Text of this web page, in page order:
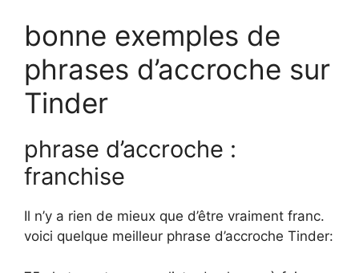
bonne exemples de
phrases d’accroche sur
Tinder
phrase d’accroche :
franchise
Il n’y a rien de mieux que d’être vraiment franc.
voici quelque meilleur phrase d’accroche Tinder: